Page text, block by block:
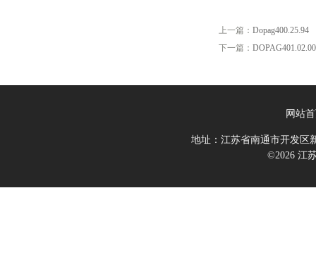
上一篇： Dopag400.25.94
下一篇：
网站
地址：江苏省南通市开发区
©2026 江